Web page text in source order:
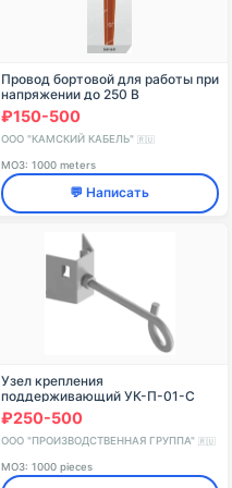
Провод бортовой для работы при
напряжении до 250 В
переменного тока частоты до
6000 Гц (350 В постоянного
тока) при атмосферном
₽150-500
ООО "КАМСКИЙ КАБЕЛЬ" 🇷🇺
МОЗ: 1000 meters
💬 Написать
Узел крепления
поддерживающий УК-П-01-С
₽250-500
ООО "ПРОИЗВОДСТВЕННАЯ ГРУППА" 🇷🇺
МОЗ: 1000 pieces